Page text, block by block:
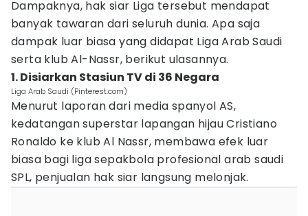
Dampaknya, hak siar Liga tersebut mendapat
banyak tawaran dari seluruh dunia. Apa saja
dampak luar biasa yang didapat Liga Arab Saudi
serta klub Al-Nassr, berikut ulasannya.
1. Disiarkan Stasiun TV di 36 Negara
Liga Arab Saudi (Pinterest.com)
Menurut laporan dari media spanyol AS,
kedatangan superstar lapangan hijau Cristiano
Ronaldo ke klub Al Nassr, membawa efek luar
biasa bagi liga sepakbola profesional arab saudi
SPL, penjualan hak siar langsung melonjak.